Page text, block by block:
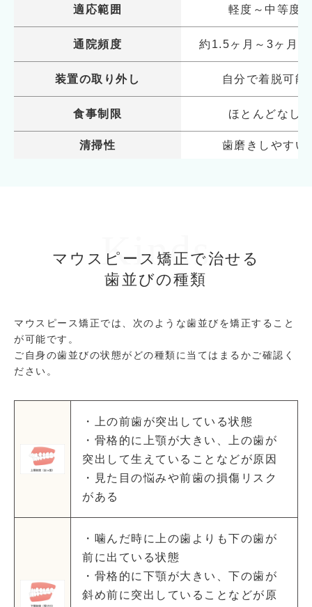
適応範囲 軽度～中等度
通院頻度 約1.5ヶ月～3ヶ月
装置の取り外し 自分で着脱可能
食事制限 ほとんどなし
清掃性 歯磨きしやすい
Kinds
マウスピース矯正で治せる
歯並びの種類
マウスピース矯正では、次のような歯並びを矯正すること
が可能です。
ご自身の歯並びの状態がどの種類に当てはまるかご確認く
ださい。
・上の前歯が突出している状態
・骨格的に上顎が大きい、上の歯が
突出して生えていることなどが原因
・見た目の悩みや前歯の損傷リスク
がある
・噛んだ時に上の歯よりも下の歯が
前に出ている状態
・骨格的に下顎が大きい、下の歯が
斜め前に突出していることなどが原